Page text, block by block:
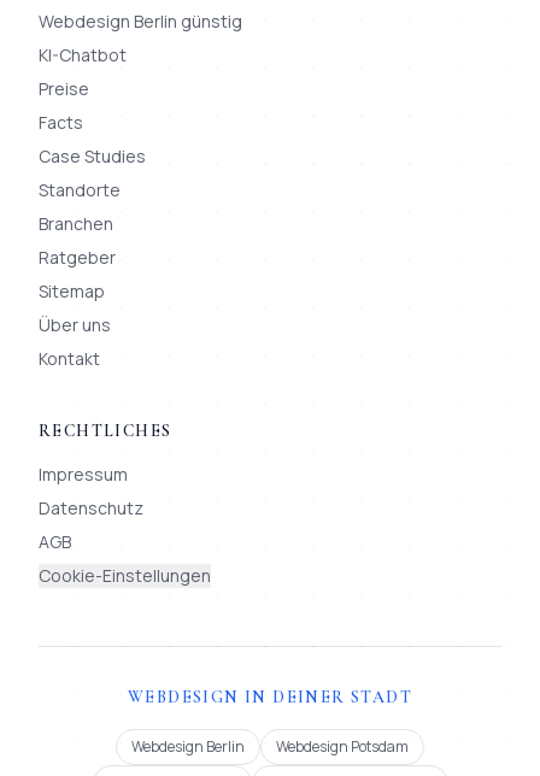
Webdesign Berlin günstig
KI-Chatbot
Preise
Facts
Case Studies
Standorte
Branchen
Ratgeber
Sitemap
Über uns
Kontakt
RECHTLICHES
Impressum
Datenschutz
AGB
Cookie-Einstellungen
WEBDESIGN IN DEINER STADT
Webdesign Berlin
Webdesign Potsdam